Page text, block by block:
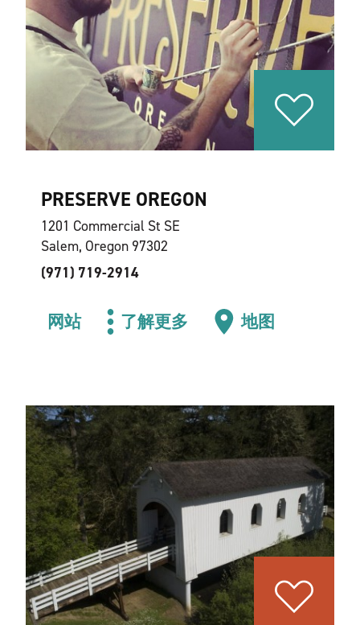
PRESERVE OREGON
1201 Commercial St SE
Salem, Oregon 97302
(971) 719-2914
网站 了解更多 地图